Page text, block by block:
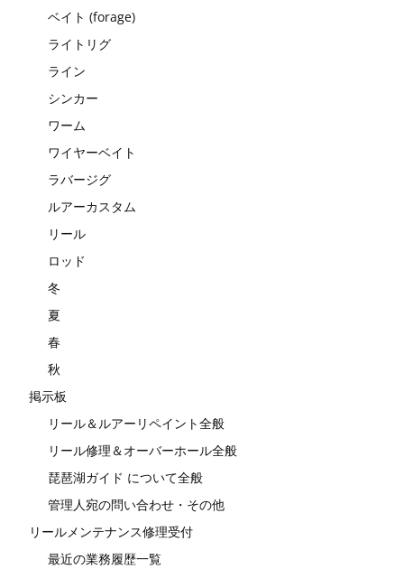
ベイト (forage)
ライトリグ
ライン
シンカー
ワーム
ワイヤーベイト
ラバージグ
ルアーカスタム
リール
ロッド
冬
夏
春
秋
掲示板
リール＆ルアーリペイント全般
リール修理＆オーバーホール全般
琵琶湖ガイド について全般
管理人宛の問い合わせ・その他
リールメンテナンス修理受付
最近の業務履歴一覧